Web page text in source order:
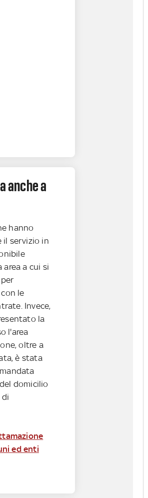
anche a
hanno
il servizio in
a cui si
le
Invece,
la
l'area
oltre a
è stata
domicilio
ed enti